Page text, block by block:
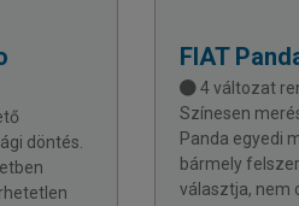
döntés.
FIAT
4 változat
Színesen
Panda egyedi
bármely
választja, nem